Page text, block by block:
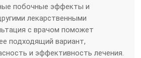
побочные эффекты и
лекарственными
с врачом поможет
подходящий вариант,
и эффективность лечения.